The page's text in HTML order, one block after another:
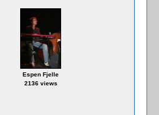
Espen Fjelle
2136 views